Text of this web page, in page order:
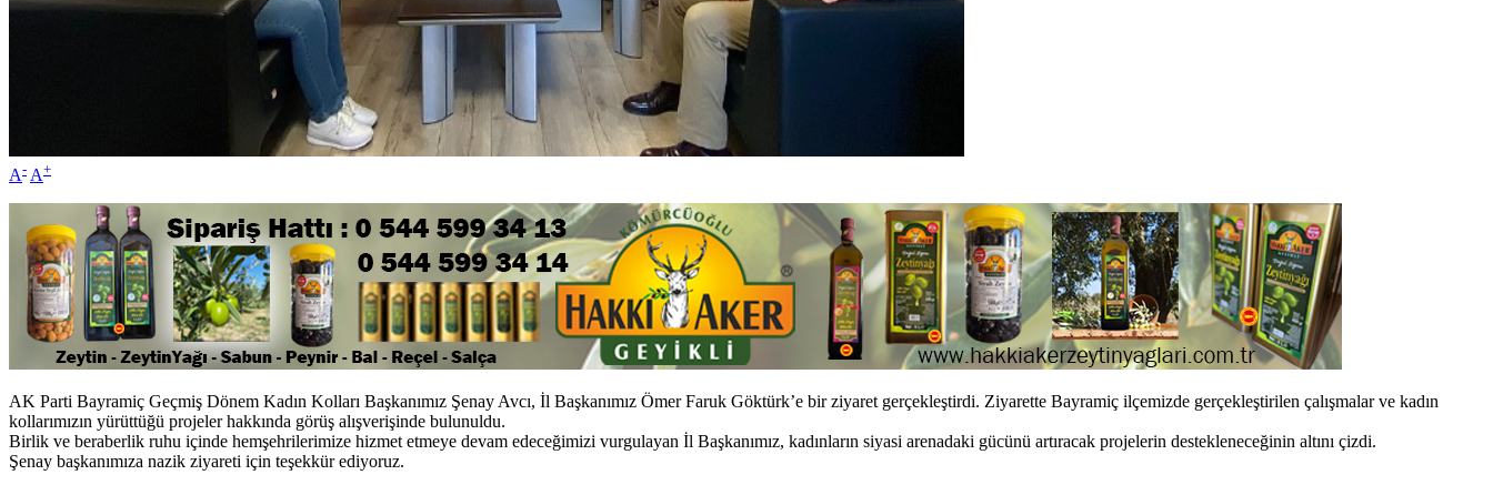
A- A+
AK Parti Bayramiç Geçmiş Dönem Kadın Kolları Başkanımız Şenay Avcı, İl Başkanımız Ömer Faruk Göktürk’e bir ziyaret gerçekleştirdi. Ziyarette Bayramiç ilçemizde gerçekleştirilen çalışmalar ve kadın
kollarımızın yürüttüğü projeler hakkında görüş alışverişinde bulunuldu.
Birlik ve beraberlik ruhu içinde hemşehrilerimize hizmet etmeye devam edeceğimizi vurgulayan İl Başkanımız, kadınların siyasi arenadaki gücünü artıracak projelerin destekleneceğinin altını çizdi.
Şenay başkanımıza nazik ziyareti için teşekkür ediyoruz.